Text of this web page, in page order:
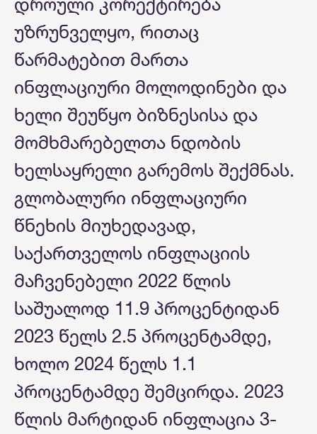
უზრუნველყო, რითაც
წარმატებით მართა
ინფლაციური მოლოდინები და
ხელი შეუწყო ბიზნესისა და
მომხმარებელთა ნდობის
ხელსაყრელი გარემოს შექმნას.
გლობალური ინფლაციური
წნეხის მიუხედავად,
საქართველოს ინფლაციის
მაჩვენებელი 2022 წლის
საშუალოდ 11.9 პროცენტიდან
2023 წელს 2.5 პროცენტამდე,
ხოლო 2024 წელს 1.1
პროცენტამდე შემცირდა. 2023
წლის მარტიდან ინფლაცია 3-